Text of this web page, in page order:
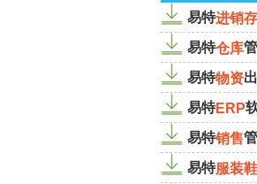
易特进销存
易特仓库
易特物资
易特ERP
易特销售
易特服装